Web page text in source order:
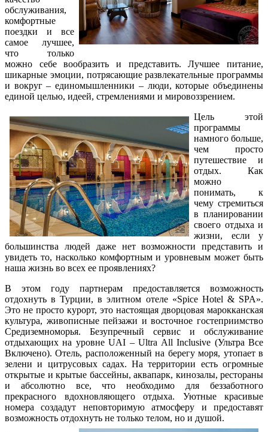
обслуживания,
комфортные
поездки и все
самое лучшее,
что только
можно себе вообразить и представить. Лучшее питание,
шикарные эмоции, потрясающие развлекательные программы
и вокруг – единомышленники – люди, которые объединены
единой целью, идеей, стремлениями и мировоззрением.
Цель этой
программы
намного больше,
чем просто
путешествие и
отдых. Как
можно
понимать, к
чему стремиться
в планировании
своего отдыха и
жизни, если у
большинства людей даже нет возможности представить и
увидеть то, насколько комфортным и уровневым может быть
наша жизнь во всех ее проявлениях?
В этом году партнерам предоставляется возможность
отдохнуть в Турции, в элитном отеле «Spice Hotel & SPA».
Это не просто курорт, это настоящая дворцовая марокканская
культура, живописные пейзажи и восточное гостеприимство
Средиземноморья. Безупречный сервис и обслуживание
отдыхающих на уровне UAI – Ultra All Inclusive (Ультра Все
Включено). Отель, расположенный на берегу моря, утопает в
зелени и цитрусовых садах. На территории есть огромные
открытые и крытые бассейны, аквапарк, кинозалы, рестораны
и абсолютно все, что необходимо для беззаботного
прекрасного вдохновляющего отдыха. Уютные красивые
номера создадут неповторимую атмосферу и предоставят
возможность отдохнуть не только телом, но и душой.